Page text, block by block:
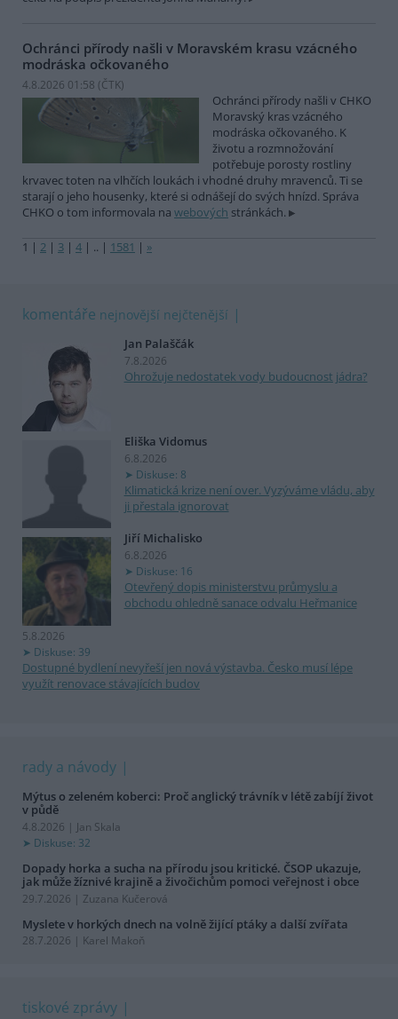
Ochránci přírody našli v Moravském krasu vzácného
modráska očkovaného
4.8.2026 01:58 (ČTK)
Ochránci přírody našli v CHKO
Moravský kras vzácného
modráska očkovaného. K
životu a rozmnožování
potřebuje porosty rostliny
krvavec toten na vlhčích loukách i vhodné druhy mravenců. Ti se
starají o jeho housenky, které si odnášejí do svých hnízd. Správa
CHKO o tom informovala na webových stránkách.
1 | 2 | 3 | 4 | .. | 1581 | »
komentáře nejnovější nejčtenější
Jan Palaščák
7.8.2026
Ohrožuje nedostatek vody budoucnost jádra?
Eliška Vidomus
6.8.2026
Diskuse: 8
Klimatická krize není over. Vyzýváme vládu, aby
ji přestala ignorovat
Jiří Michalisko
6.8.2026
Diskuse: 16
Otevřený dopis ministerstvu průmyslu a
obchodu ohledně sanace odvalu Heřmanice
5.8.2026
Diskuse: 39
Dostupné bydlení nevyřeší jen nová výstavba. Česko musí lépe
využít renovace stávajících budov
rady a návody
Mýtus o zeleném koberci: Proč anglický trávník v létě zabíjí život
v půdě
4.8.2026 | Jan Skala
Diskuse: 32
Dopady horka a sucha na přírodu jsou kritické. ČSOP ukazuje,
jak může žíznivé krajině a živočichům pomoci veřejnost i obce
29.7.2026 | Zuzana Kučerová
Myslete v horkých dnech na volně žijící ptáky a další zvířata
28.7.2026 | Karel Makoň
tiskové zprávy